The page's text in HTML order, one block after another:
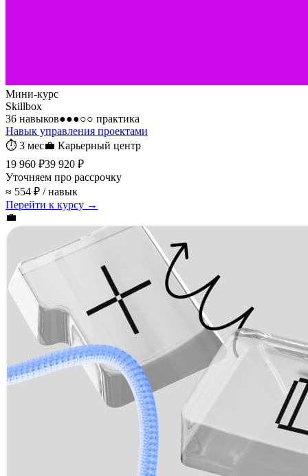
Мини-курс
Skillbox
36 навыков●●●○○ практика
Навык управления проектами
⏱ 3 мес💼 Карьерный центр
19 960 ₽39 920 ₽
Уточняем про рассрочку
≈ 554 ₽ / навык
Перейти к курсу →
💼